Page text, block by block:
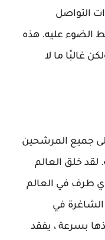
التواصل
الضوء عليه. هذه
غالبًا ما لا
جميع المرشحين
لقد خلق العالم
طرف في العالم
في
بسرعة ، يفقد